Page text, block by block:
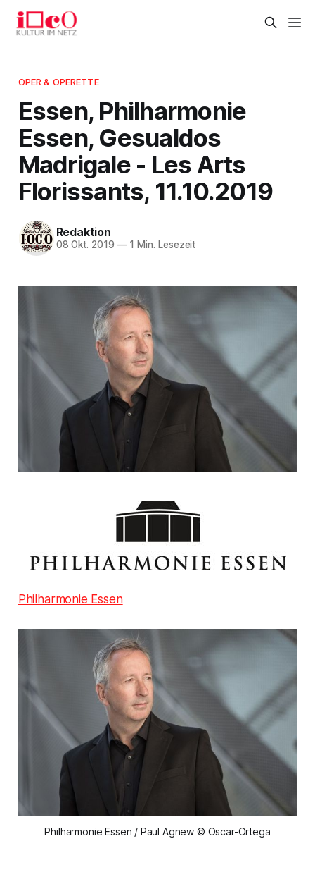
OPER & OPERETTE
Essen, Philharmonie
Essen, Gesualdos
Madrigale - Les Arts
Florissants, 11.10.2019
Redaktion
08 Okt. 2019 —1 Min. Lesezeit
Philharmonie Essen
Philharmonie Essen / Paul Agnew © Oscar-Ortega